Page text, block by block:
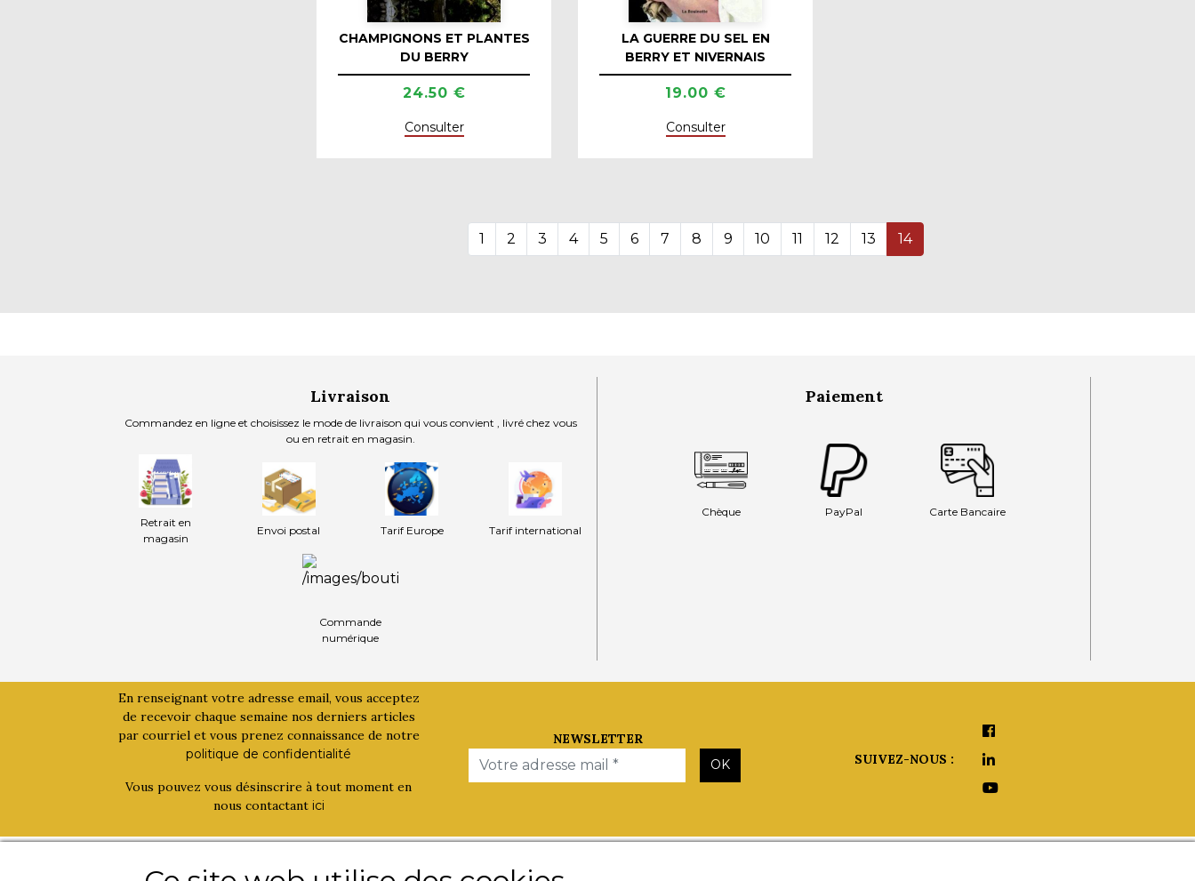
CHAMPIGNONS ET PLANTES
DU BERRY
24.50 €
Consulter
LA GUERRE DU SEL EN
BERRY ET NIVERNAIS
19.00 €
Consulter
1 2 3 4 5 6 7 8 9 10 11 12 13 14
Livraison
Commandez en ligne et choisissez le mode de livraison qui vous convient , livré chez vous
ou en retrait en magasin.
Retrait en
magasin
Envoi postal Tarif Europe Tarif international
Commande
numérique
Paiement
Chèque PayPal Carte Bancaire
En renseignant votre adresse email, vous acceptez
de recevoir chaque semaine nos derniers articles
par courriel et vous prenez connaissance de notre
politique de confidentialité
Vous pouvez vous désinscrire à tout moment en
nous contactant ici
NEWSLETTER
Email OK SUIVEZ-NOUS :
Activités Les Evènements